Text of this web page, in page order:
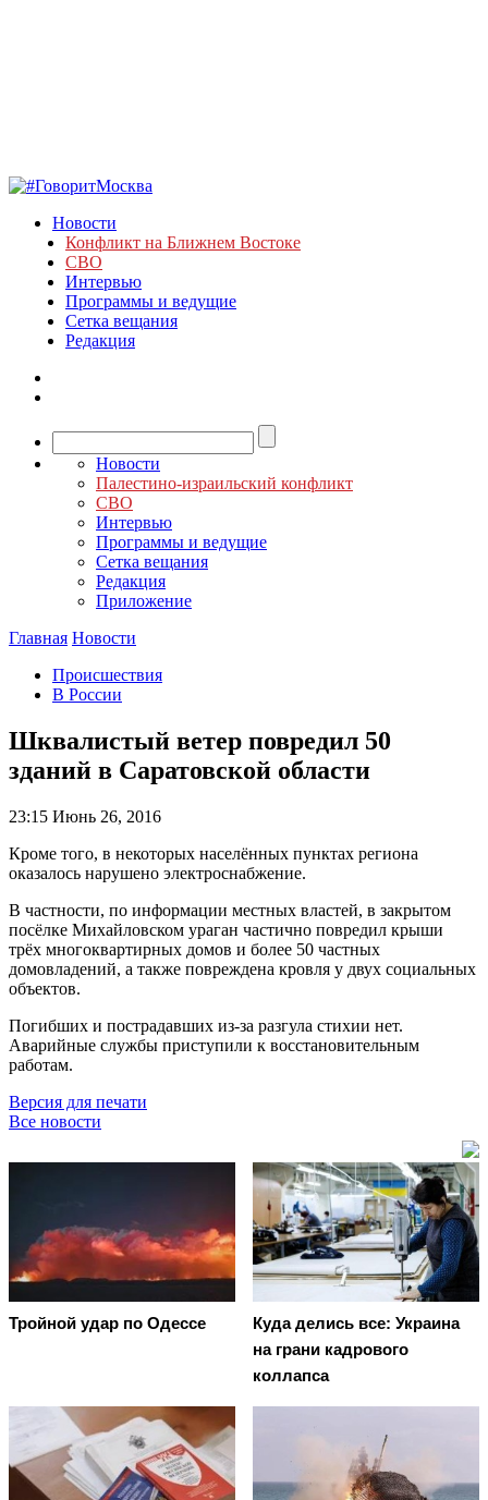
Новости
Конфликт на Ближнем Востоке
СВО
Интервью
Программы и ведущие
Сетка вещания
Редакция
Новости
Палестино-израильский конфликт
СВО
Интервью
Программы и ведущие
Сетка вещания
Редакция
Приложение
Главная Новости
Происшествия
В России
Шквалистый ветер повредил 50
зданий в Саратовской области
23:15 Июнь 26, 2016
Кроме того, в некоторых населённых пунктах региона
оказалось нарушено электроснабжение.
В частности, по информации местных властей, в закрытом
посёлке Михайловском ураган частично повредил крыши
трёх многоквартирных домов и более 50 частных
домовладений, а также повреждена кровля у двух социальных
объектов.
Погибших и пострадавших из-за разгула стихии нет.
Аварийные службы приступили к восстановительным
работам.
Версия для печати
Все новости
Тройной удар по Одессe
Куда делись все: Украина
на грани кадрового
коллапса